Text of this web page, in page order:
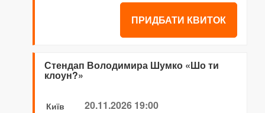
ПРИДБАТИ КВИТОК
Стендап Володимира Шумко «Шо ти
клоун?»
Київ 20.11.2026 19:00